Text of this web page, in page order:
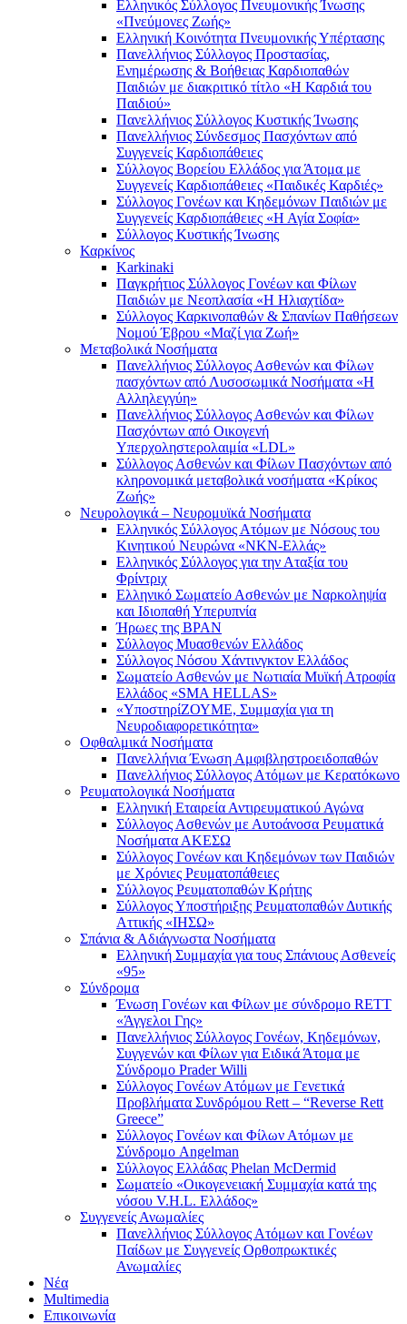
Ελληνικός Σύλλογος Πνευμονικής Ίνωσης
«Πνεύμονες Ζωής»
Ελληνική Κοινότητα Πνευμονικής Υπέρτασης
Πανελλήνιος Σύλλογος Προστασίας,
Ενημέρωσης & Βοήθειας Καρδιοπαθών
Παιδιών με διακριτικό τίτλο «Η Καρδιά του
Παιδιού»
Πανελλήνιος Σύλλογος Κυστικής Ίνωσης
Πανελλήνιος Σύνδεσμος Πασχόντων από
Συγγενείς Καρδιοπάθειες
Σύλλογος Βορείου Ελλάδος για Άτομα με
Συγγενείς Καρδιοπάθειες «Παιδικές Καρδιές»
Σύλλογος Γονέων και Κηδεμόνων Παιδιών με
Συγγενείς Καρδιοπάθειες «Η Αγία Σοφία»
Σύλλογος Κυστικής Ίνωσης
Καρκίνος
Karkinaki
Παγκρήτιος Σύλλογος Γονέων και Φίλων
Παιδιών με Νεοπλασία «Η Ηλιαχτίδα»
Σύλλογος Καρκινοπαθών & Σπανίων Παθήσεων
Νομού Έβρου «Μαζί για Ζωή»
Μεταβολικά Νοσήματα
Πανελλήνιος Σύλλογος Ασθενών και Φίλων
πασχόντων από Λυσοσωμικά Νοσήματα «Η
Αλληλεγγύη»
Πανελλήνιος Σύλλογος Ασθενών και Φίλων
Πασχόντων από Οικογενή
Υπερχοληστερολαιμία «LDL»
Σύλλογος Ασθενών και Φίλων Πασχόντων από
κληρονομικά μεταβολικά νοσήματα «Κρίκος
Ζωής»
Νευρολογικά – Νευρομυϊκά Νοσήματα
Ελληνικός Σύλλογος Ατόμων με Νόσους του
Κινητικού Νευρώνα «ΝΚΝ-Ελλάς»
Ελληνικός Σύλλογος για την Αταξία του
Φρίντριχ
Ελληνικό Σωματείο Ασθενών με Ναρκοληψία
και Ιδιοπαθή Υπερυπνία
Ήρωες της BPAN
Σύλλογος Μυασθενών Ελλάδος
Σύλλογος Νόσου Χάντινγκτον Ελλάδος
Σωματείο Ασθενών με Νωτιαία Μυϊκή Ατροφία
Ελλάδος «SMA HELLAS»
«ΥποστηρίΖΟΥΜΕ, Συμμαχία για τη
Νευροδιαφορετικότητα»
Οφθαλμικά Νοσήματα
Πανελλήνια Ένωση Αμφιβληστροειδοπαθών
Πανελλήνιος Σύλλογος Ατόμων με Κερατόκωνο
Ρευματολογικά Νοσήματα
Ελληνική Εταιρεία Αντιρευματικού Αγώνα
Σύλλογος Ασθενών με Αυτοάνοσα Ρευματικά
Νοσήματα ΑΚΕΣΩ
Σύλλογος Γονέων και Κηδεμόνων των Παιδιών
με Χρόνιες Ρευματοπάθειες
Σύλλογος Ρευματοπαθών Κρήτης
Σύλλογος Υποστήριξης Ρευματοπαθών Δυτικής
Αττικής «ΙΗΣΩ»
Σπάνια & Αδιάγνωστα Νοσήματα
Ελληνική Συμμαχία για τους Σπάνιους Ασθενείς
«95»
Σύνδρομα
Ένωση Γονέων και Φίλων με σύνδρομο RETT
«Άγγελοι Γης»
Πανελλήνιος Σύλλογος Γονέων, Κηδεμόνων,
Συγγενών και Φίλων για Ειδικά Άτομα με
Σύνδρομο Prader Willi
Σύλλογος Γονέων Ατόμων με Γενετικά
Προβλήματα Συνδρόμου Rett – “Reverse Rett
Greece”
Σύλλογος Γονέων και Φίλων Ατόμων με
Σύνδρομο Angelman
Σύλλογος Ελλάδας Phelan McDermid
Σωματείο «Οικογενειακή Συμμαχία κατά της
νόσου V.H.L. Ελλάδος»
Συγγενείς Ανωμαλίες
Πανελλήνιος Σύλλογος Ατόμων και Γονέων
Παίδων με Συγγενείς Ορθοπρωκτικές
Ανωμαλίες
Νέα
Multimedia
Επικοινωνία